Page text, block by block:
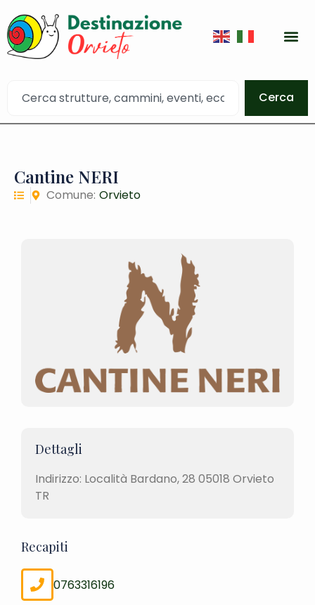
Cerca
Cantine NERI
Comune: Orvieto
Dettagli
Indirizzo: Località Bardano, 28 05018 Orvieto
TR
Recapiti
0763316196